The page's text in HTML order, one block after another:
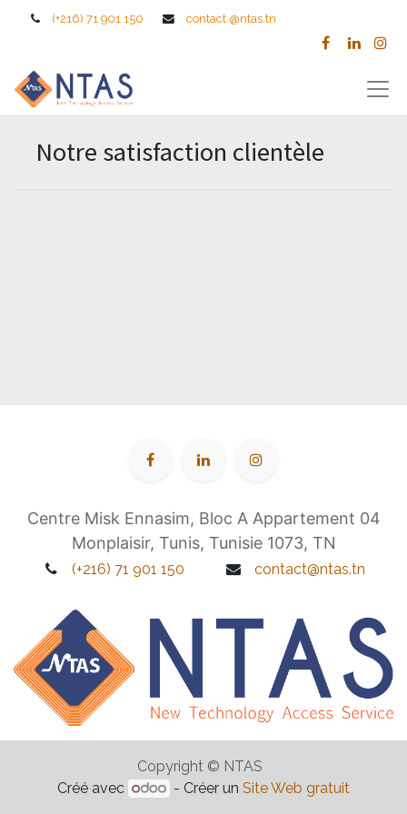
(+216) 71 901 150 contact @ntas.tn
Notre satisfaction clientèle
Centre Misk Ennasim, Bloc A Appartement 04
Monplaisir, Tunis, Tunisie 1073, TN
(+216) 71 901 150 contact@ntas.tn
Copyright © NTAS
Créé avec
- Créer unSite Web gratuit